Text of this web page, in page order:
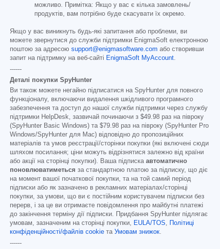
можливо. Примітка: Якщо у вас є кілька замовлень/
продуктів, вам потрібно буде скасувати їх окремо.
Якщо у вас виникнуть будь-які запитання або проблеми, ви
можете звернутися до служби підтримки EnigmaSoft електронною
поштою за адресою support@enigmasoftware.com або створивши
запит на підтримку на веб-сайті EnigmaSoft MyAccount
------
Деталі покупки SpyHunter
Ви також можете негайно підписатися на SpyHunter для повного
функціоналу, включаючи видалення шкідливого програмного
забезпечення та доступ до нашої служби підтримки через службу
підтримки HelpDesk, зазвичай починаючи з $49.98 раз на півроку
(SpyHunter Basic Windows) та $79.98 раз на півроку (SpyHunter Pro
Windows/SpyHunter для Mac) відповідно до пропозиційних
матеріалів та умов реєстрації/сторінки покупки (які включені сюди
шляхом посилання; ціни можуть відрізнятися залежно від країни
або акції на сторінці покупки). Ваша підписка автоматично
поновлюватиметься за стандартною платою за підписку, що діє
на момент вашої початкової покупки, та на той самий період
підписки або як зазначено в рекламних матеріалах/сторінці
покупки, за умови, що ви є постійним користувачем підписки без
перерв, і за це ви отримаєте повідомлення про майбутні платежі
до закінчення терміну дії підписки. Придбання SpyHunter підлягає
умовам, зазначеним на сторінці покупки,
EULA/TOS
Політиці
конфіденційності/файлів cookie та Умовам знижок
------